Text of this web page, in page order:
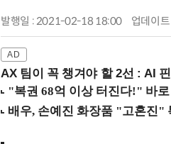
발행일 : 2021-02-18 18:00 업데이
AX 팀이 꼭 챙겨야 할 2선 : AI